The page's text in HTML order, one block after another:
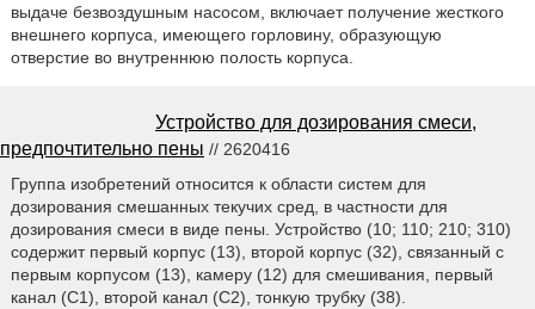
выдаче безвоздушным насосом, включает получение жесткого
внешнего корпуса, имеющего горловину, образующую
отверстие во внутреннюю полость корпуса.
Устройство для дозирования смеси,
предпочтительно пены // 2620416
Группа изобретений относится к области систем для
дозирования смешанных текучих сред, в частности для
дозирования смеси в виде пены. Устройство (10; 110; 210; 310)
содержит первый корпус (13), второй корпус (32), связанный с
первым корпусом (13), камеру (12) для смешивания, первый
канал (С1), второй канал (С2), тонкую трубку (38).